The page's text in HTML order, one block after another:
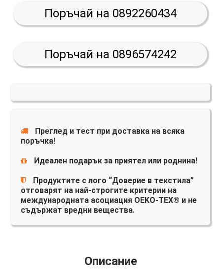
Поръчай на 0892260434
Поръчай на 0896574242
Преглед и тест при доставка на всяка
поръчка!
Идеален подарък за приятел или роднина!
Продуктите с лого “Доверие в текстила”
отговарят на най-строгите критерии на
международната асоциация OEKO-TEX® и не
съдържат вредни вещества.
Описание